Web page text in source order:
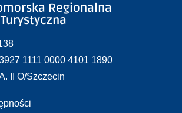
Regionalna
1111 0000 4101 1890
II O/Szczecin